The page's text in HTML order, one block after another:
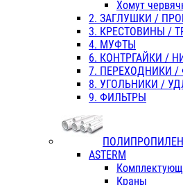
Хомут
2. ЗАГЛУШКИ /
3. КРЕСТОВИНЫ /
4. МУФТЫ
6. КОНТРГАЙКИ /
7. ПЕРЕХОДНИКИ /
8. УГОЛЬНИКИ /
9. ФИЛЬТРЫ
ASTERM
Краны